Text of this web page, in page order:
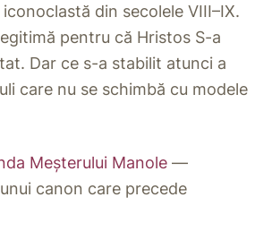
din secolele VIII–IX.
pentru că Hristos S-a
Dar ce s-a stabilit atunci a
care nu se schimbă cu modele
Meșterului Manole —
canon care precede